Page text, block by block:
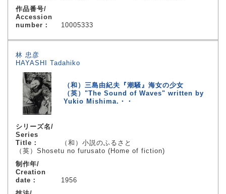
作品番号/
Accession
number：
10005333
林 忠彦
HAYASHI Tadahiko
（和）三島由紀夫『潮騒』海女の少女
（英）"The Sound of Waves" written by
Yukio Mishima.・・
シリーズ名/
Series
Title：
（和）小説のふるさと
（英）Shosetu no furusato (Home of fiction)
制作年/
Creation
date：
1956